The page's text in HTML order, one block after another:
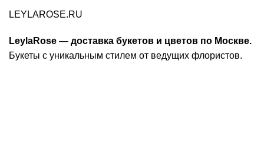
LEYLAROSE.RU
LeylaRose — доставка букетов и цветов по Москве.
Букеты с уникальным стилем от ведущих флористов.